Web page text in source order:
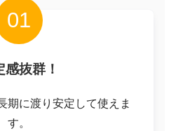
01
感抜群！
期に渡り安定して使えま
す。